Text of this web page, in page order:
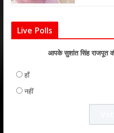
Live Polls
आपके सुशांत सिंह राजपूत
हाँ
नहीं